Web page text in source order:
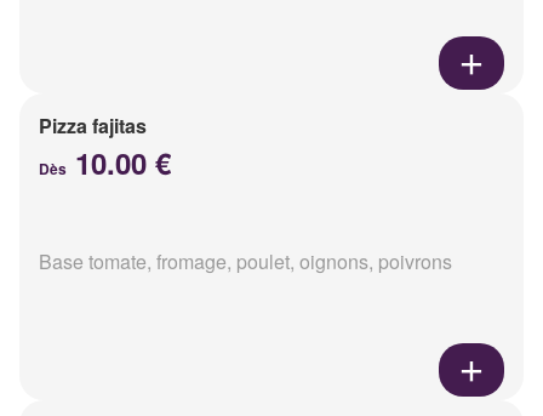
Pizza fajitas
Dès 10.00 €
Base tomate, fromage, poulet, oignons, poivrons